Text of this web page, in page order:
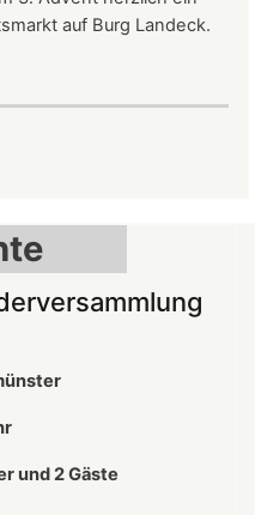
auf Burg Landeck.
und 2 Gäste